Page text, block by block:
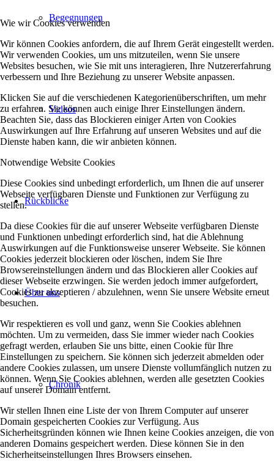
Begegnungen
Videos
Rückblicke
Über uns
Chronik
Wie wir Cookies verwenden
Wir können Cookies anfordern, die auf Ihrem Gerät eingestellt werden.
Wir verwenden Cookies, um uns mitzuteilen, wenn Sie unsere
Websites besuchen, wie Sie mit uns interagieren, Ihre Nutzererfahrung
verbessern und Ihre Beziehung zu unserer Website anpassen.
Klicken Sie auf die verschiedenen Kategorienüberschriften, um mehr
zu erfahren. Sie können auch einige Ihrer Einstellungen ändern.
Beachten Sie, dass das Blockieren einiger Arten von Cookies
Auswirkungen auf Ihre Erfahrung auf unseren Websites und auf die
Dienste haben kann, die wir anbieten können.
Notwendige Website Cookies
Diese Cookies sind unbedingt erforderlich, um Ihnen die auf unserer
Webseite verfügbaren Dienste und Funktionen zur Verfügung zu
stellen.
Da diese Cookies für die auf unserer Webseite verfügbaren Dienste
und Funktionen unbedingt erforderlich sind, hat die Ablehnung
Auswirkungen auf die Funktionsweise unserer Webseite. Sie können
Cookies jederzeit blockieren oder löschen, indem Sie Ihre
Browsereinstellungen ändern und das Blockieren aller Cookies auf
dieser Webseite erzwingen. Sie werden jedoch immer aufgefordert,
Cookies zu akzeptieren / abzulehnen, wenn Sie unsere Website erneut
besuchen.
Wir respektieren es voll und ganz, wenn Sie Cookies ablehnen
möchten. Um zu vermeiden, dass Sie immer wieder nach Cookies
gefragt werden, erlauben Sie uns bitte, einen Cookie für Ihre
Einstellungen zu speichern. Sie können sich jederzeit abmelden oder
andere Cookies zulassen, um unsere Dienste vollumfänglich nutzen zu
können. Wenn Sie Cookies ablehnen, werden alle gesetzten Cookies
auf unserer Domain entfernt.
Wir stellen Ihnen eine Liste der von Ihrem Computer auf unserer
Domain gespeicherten Cookies zur Verfügung. Aus
Sicherheitsgründen können wie Ihnen keine Cookies anzeigen, die von
anderen Domains gespeichert werden. Diese können Sie in den
Sicherheitseinstellungen Ihres Browsers einsehen.